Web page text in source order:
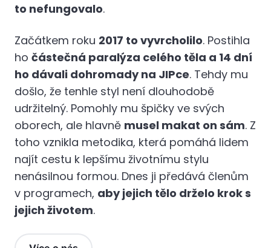
to nefungovalo.
Začátkem roku 2017 to vyvrcholilo. Postihla
ho částečná paralýza celého těla a 14 dní
ho dávali dohromady na JIPce. Tehdy mu
došlo, že tenhle styl není dlouhodobě
udržitelný. Pomohly mu špičky ve svých
oborech, ale hlavně musel makat on sám. Z
toho vznikla metodika, která pomáhá lidem
najít cestu k lepšímu životnímu stylu
nenásilnou formou. Dnes ji předává členům
v programech, aby jejich tělo drželo krok s
jejich životem.